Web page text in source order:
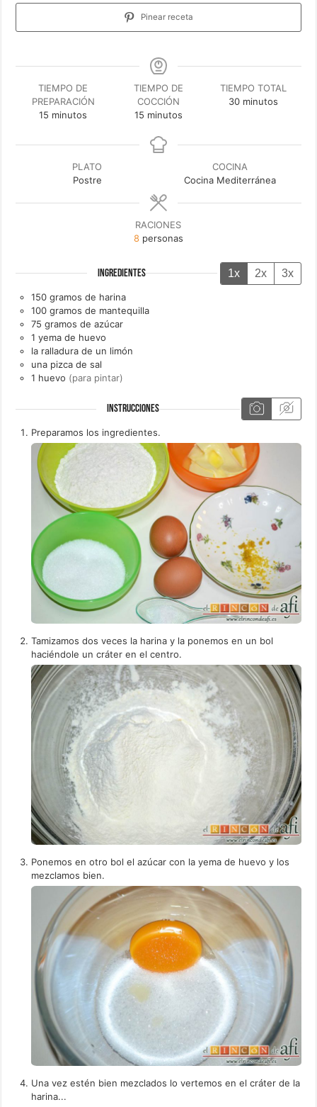
Pinear receta
TIEMPO DE
PREPARACIÓN
15 minutos
minutos
TIEMPO DE
COCCIÓN
15minutos
minutos
TIEMPO TOTAL
30minutos
minutos
PLATO
Postre
COCINA
Cocina Mediterránea
RACIONES
8 personas
INGREDIENTES 1x 2x 3x
150 gramos de harina
100 gramos de mantequilla
75 gramos de azúcar
1 yema de huevo
la ralladura de un limón
una pizca de sal
1 huevo (para pintar)
INSTRUCCIONES
Preparamos los ingredientes.
Tamizamos dos veces la harina y la ponemos en un bol
haciéndole un cráter en el centro.
Ponemos en otro bol el azúcar con la yema de huevo y los
mezclamos bien.
Una vez estén bien mezclados lo vertemos en el cráter de la
harina...